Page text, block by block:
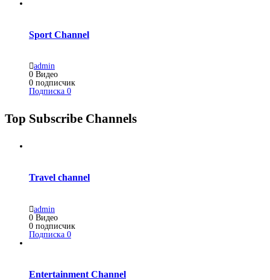
Sport Channel
admin
0 Видео
0 подписчик
Подписка 0
Top Subscribe Channels
Travel channel
admin
0 Видео
0 подписчик
Подписка 0
Entertainment Channel